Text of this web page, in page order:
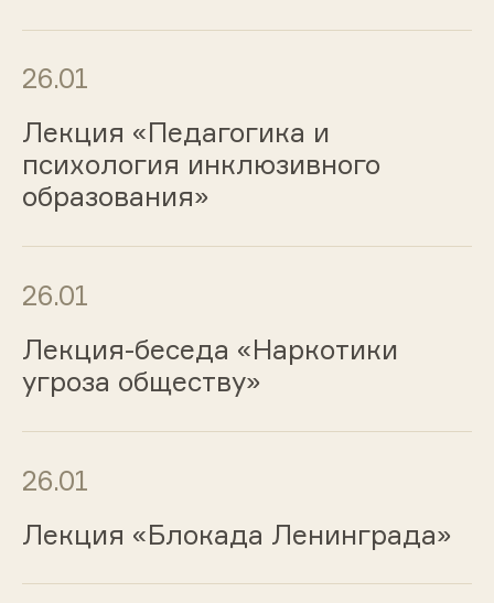
26.01
Лекция «Педагогика и
психология инклюзивного
образования»
26.01
Лекция-беседа «Наркотики
угроза обществу»
26.01
Лекция «Блокада Ленинграда»